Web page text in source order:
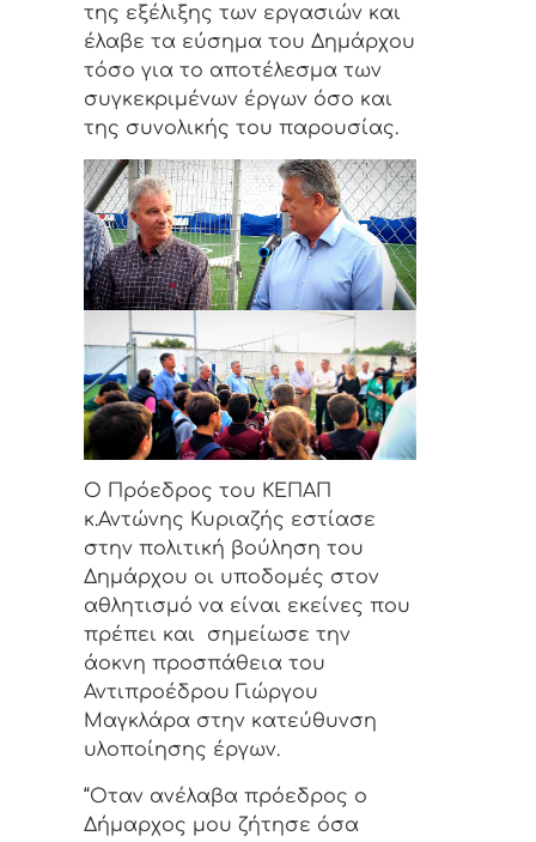
της εξέλιξης των εργασιών και
έλαβε τα εύσημα του Δημάρχου
τόσο για το αποτέλεσμα των
συγκεκριμένων έργων όσο και
της συνολικής του παρουσίας.
Ο Πρόεδρος του ΚΕΠΑΠ
κ.Αντώνης Κυριαζής εστίασε
στην πολιτική βούληση του
Δημάρχου οι υποδομές στον
αθλητισμό να είναι εκείνες που
πρέπει και σημείωσε την
άοκνη προσπάθεια του
Αντιπροέδρου Γιώργου
Μαγκλάρα στην κατεύθυνση
υλοποίησης έργων.
“Οταν ανέλαβα πρόεδρος ο
Δήμαρχος μου ζήτησε όσα